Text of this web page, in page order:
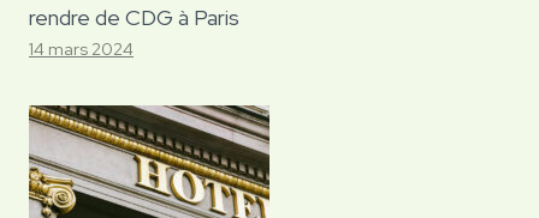
rendre de CDG à Paris
14 mars 2024